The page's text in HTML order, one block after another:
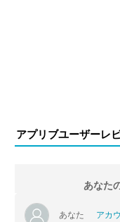
アプリブユーザーレ
あなた
あなた アカ